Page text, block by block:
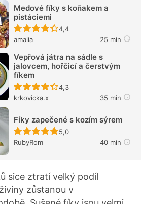
Medové fíky s koňakem a
pistáciemi
Recept ještě nebyl
4,4
amalia
25 min
Vepřová játra na sádle s
jalovcem, hořčicí a čerstvým
fíkem
Recept ještě nebyl
4,3
krkovicka.x
35 min
Fíky zapečené s kozím sýrem
Recept ještě nebyl
5,0
RubyRom
40 min
sice ztratí velký podíl
zůstanou v